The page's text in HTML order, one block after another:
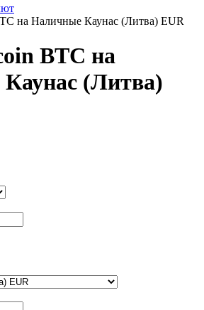
на Наличные Каунас (Литва) EUR
BTC на
(Литва)